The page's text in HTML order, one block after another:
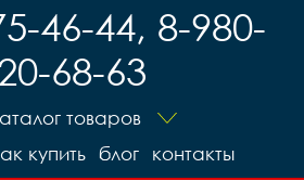
46-44, 8-980-
68-63
товаров
контакты
блог
купить